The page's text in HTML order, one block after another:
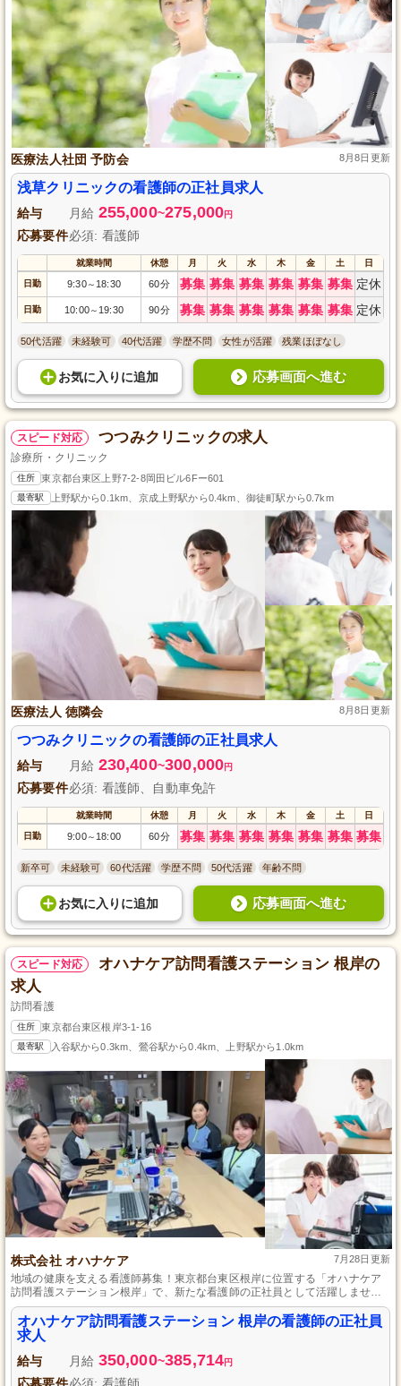
医療法人社団 予防会 8月8日更新
浅草クリニックの看護師の正社員求人
給与 月給 255,000~275,000円
応募要件必須: 看護師
就業時間 休憩 月 火 水 木 金 土 日
日勤 9:30～ 18:30 60分 募集 募集 募集 募集 募集 募集 定休
日勤 10:00～ 19:30 90分 募集 募集 募集 募集 募集 募集 定休
50代活躍 未経験可 40代活躍 学歴不問 女性が活躍 残業ほぼなし
お気に入り に追加 応募画面へ進む
スピード対応 つつみクリニックの求人
診療所・クリニック
住所 東京都台東区上野7-2-8岡田ビル6Fー601
最寄駅 上野駅から0.1km、京成上野駅から0.4km、御徒町駅から0.7km
医療法人 徳隣会 8月8日更新
つつみクリニックの看護師の正社員求人
給与 月給 230,400~300,000円
応募要件必須: 看護師、自動車免許
就業時間 休憩 月 火 水 木 金 土 日
日勤 9:00～ 18:00 60分 募集 募集 募集 募集 募集 募集 募集
新卒可 未経験可 60代活躍 学歴不問 50代活躍 年齢不問
お気に入り に追加 応募画面へ進む
スピード対応
オハナケア訪問看護ステーション 根岸の
求人
訪問看護
住所 東京都台東区根岸3-1-16
最寄駅 入谷駅から0.3km、鶯谷駅から0.4km、上野駅から1.0km
株式会社 オハナケア 7月28日更新
地域の健康を支える看護師募集！東京都台東区根岸に位置する「オハナケア
訪問看護ステーション根岸」で、新たな看護師の正社員として活躍しません
か？利用者様一人ひとりに寄り添い、電動自転車で訪問しながら療養のお世
話や看護処置を行います。安定した収入と充実の福利厚生、研修制度が整っ
た環境で、看護師としてスキルアップしながら、あなたのやさしさを活かし
てください。
オハナケア訪問看護ステーション 根岸の看護師の正社員
求人
給与 月給 350,000~385,714円